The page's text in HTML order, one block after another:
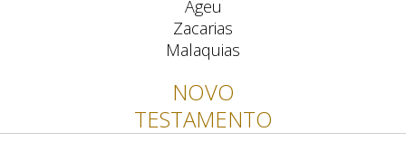
Ageu
Zacarias
Malaquias
NOVO
TESTAMENTO